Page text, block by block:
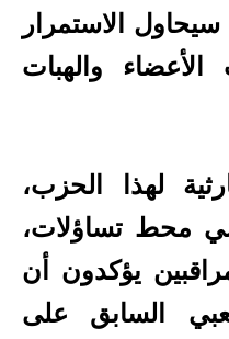
الاستمرار
والهبات
لهذا الحزب،
محط تساؤلات،
يؤكدون أن
السابق على